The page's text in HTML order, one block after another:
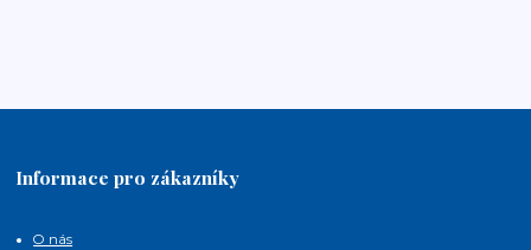
Informace pro zákazníky
O nás